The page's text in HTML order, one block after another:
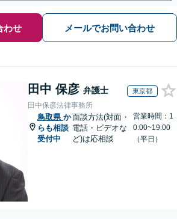
わせ メールでお問い合わせ
田中 保彦 弁護士 東京都
田中保彦法律事務所
鳥取県 か
らも相談
受付中
面談方法(対面・
電話・ビデオな
ど)は応相談
営業時間：1
0:00~19:00
（平日）